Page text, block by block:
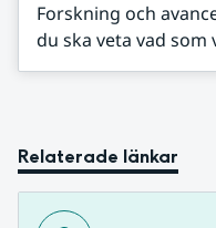
Forskning och
du ska veta vad som
Relaterade länkar